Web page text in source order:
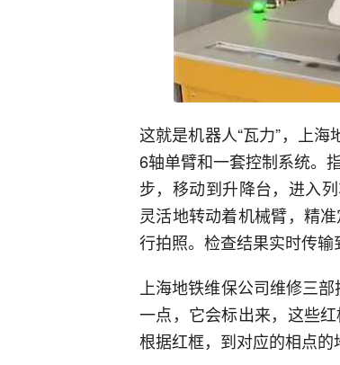
这就是机器人“瓦力”，上
6轴单臂和一套控制系统。
步，移动到升降台，进入
灵活地转动着机械臂，精
行拍照。检查结果实时传输
上海地铁维保公司维修三
一点，它会标出来，这些
根据红框，到对应的相点的